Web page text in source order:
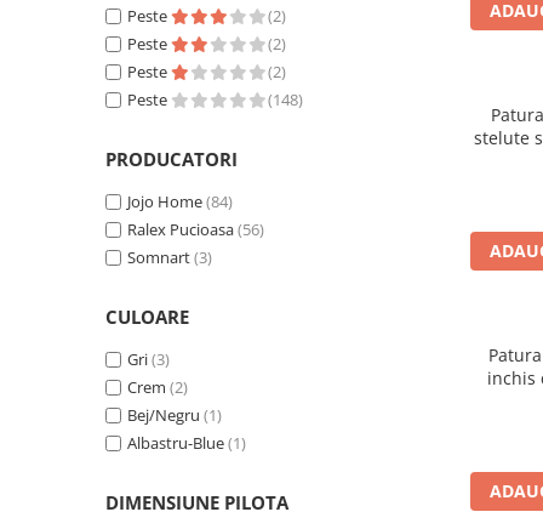
Uni (1-2 culori)
Cu inimioare
Cu Animal Print
Peste
(2)
Peste
(2)
Peste
(2)
Peste
(148)
PRODUCATORI
Jojo Home(84)
Ralex Pucioasa(56)
Somnart(3)
CULOARE
Gri(3)
Crem (2)
Bej/Negru (1)
Albastru-Blue(1)
DIMENSIUNE PILOTA
stelute
inchis